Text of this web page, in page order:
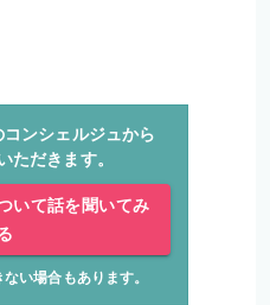
ンシェルジュから
ただきます。
いて話を聞いてみ
い場合もあります。